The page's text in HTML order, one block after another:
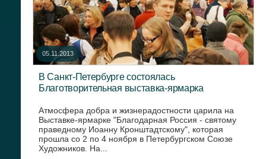
05.11.2013
В Санкт-Петербурге состоялась
Благотворительная выставка-ярмарка
Атмосфера добра и жизнерадостности царила на
Выставке-ярмарке "Благодарная Россия - святому
праведному Иоанну Кронштадтскому", которая
прошла со 2 по 4 ноября в Петербургском Союзе
Художников. На...